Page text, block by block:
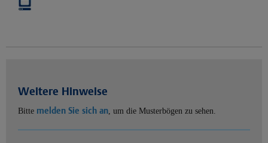
Weitere Hinweise
Bitte melden Sie sich an, um die Musterbögen zu sehen.